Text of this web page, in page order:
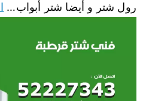
رول شتر و أيضا شتر أبواب…